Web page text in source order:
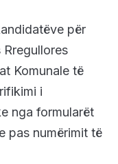
për
Komunale të
i
nga formularët
pas numërimit të